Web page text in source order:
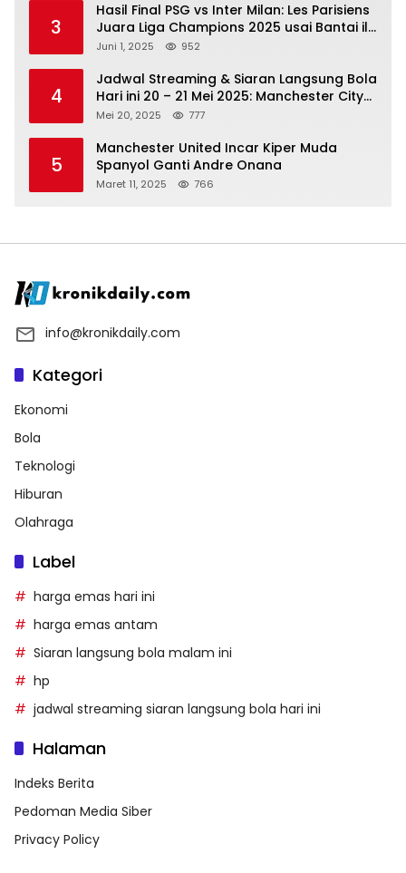
3
Hasil Final PSG vs Inter Milan: Les Parisiens
Juara Liga Champions 2025 usai Bantai il
Nerazzurri
Juni 1, 2025 952
4
Jadwal Streaming & Siaran Langsung Bola
Hari ini 20 – 21 Mei 2025: Manchester City
vs Bournemouth
Mei 20, 2025 777
5
Manchester United Incar Kiper Muda
Spanyol Ganti Andre Onana
Maret 11, 2025 766
info@kronikdaily.com
Kategori
Ekonomi
Bola
Teknologi
Hiburan
Olahraga
Label
harga emas hari ini
harga emas antam
Siaran langsung bola malam ini
hp
jadwal streaming siaran langsung bola hari ini
Halaman
Indeks Berita
Pedoman Media Siber
Privacy Policy